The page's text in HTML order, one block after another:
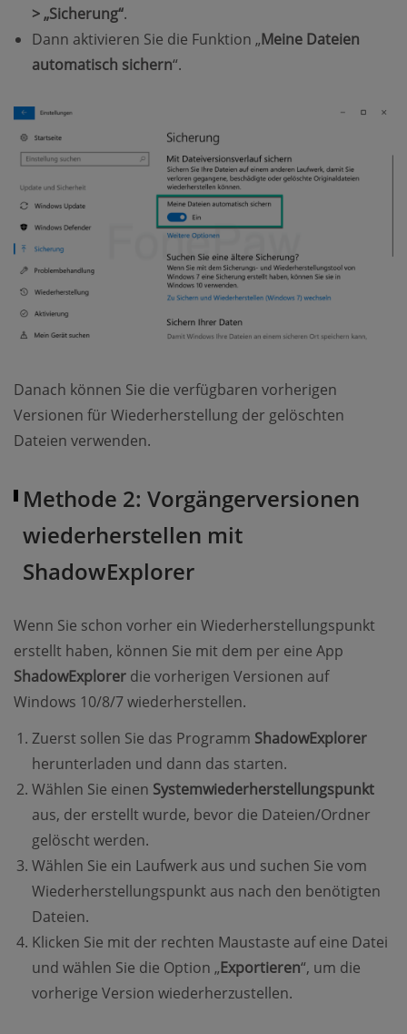
> „Sicherung“.
Dann aktivieren Sie die Funktion „Meine Dateien
automatisch sichern“.
Danach können Sie die verfügbaren vorherigen
Versionen für Wiederherstellung der gelöschten
Dateien verwenden.
Methode 2: Vorgängerversionen
wiederherstellen mit
ShadowExplorer
Wenn Sie schon vorher ein Wiederherstellungspunkt
erstellt haben, können Sie mit dem per eine App
ShadowExplorer die vorherigen Versionen auf
Windows 10/8/7 wiederherstellen.
Zuerst sollen Sie das Programm ShadowExplorer
herunterladen und dann das starten.
Wählen Sie einen Systemwiederherstellungspunkt
aus, der erstellt wurde, bevor die Dateien/Ordner
gelöscht werden.
Wählen Sie ein Laufwerk aus und suchen Sie vom
Wiederherstellungspunkt aus nach den benötigten
Dateien.
Klicken Sie mit der rechten Maustaste auf eine Datei
und wählen Sie die Option „Exportieren“, um die
vorherige Version wiederherzustellen.